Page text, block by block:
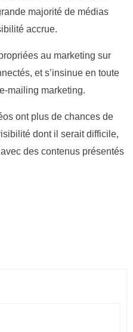
majorité de médias
accrue.
au marketing sur
et s’insinue en toute
mailing marketing.
ont plus de chances de
dont il serait difficile,
des contenus présentés